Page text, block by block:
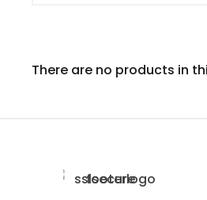
There are no products in